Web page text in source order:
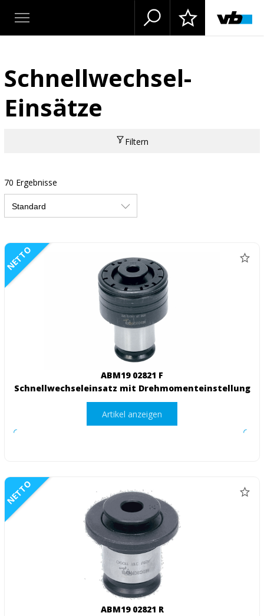
Schnellwechsel-
Einsätze
Filtern
70 Ergebnisse
NETTO
ABM19 02821 F
Schnellwechseleinsatz mit Drehmomenteinstellung
Artikel anzeigen
NETTO
ABM19 02821 R